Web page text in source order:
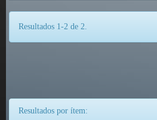
Resultados 1-2 de 2.
Resultados por ítem: